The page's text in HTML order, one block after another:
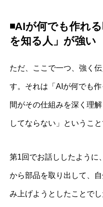
◾️AIが何でも作れ
を知る人」が強い
ただ、ここで一つ、強く
す。それは「AIが何でも
間がその仕組みを深く理
してならない」ということ
第1回でお話ししたように
から部品を取り出して、
み上げようとしたことで